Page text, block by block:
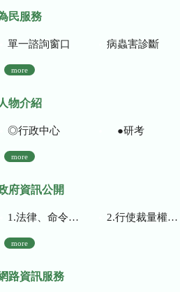
民服務
單一諮詢窗口 病蟲害診斷
more
人物介紹
◎行政中心 ●研考
more
府資訊公開
1.法律、命令、法規命令 2.行使裁量權而訂頒之解釋性規定及裁量基準
more
路資訊服務